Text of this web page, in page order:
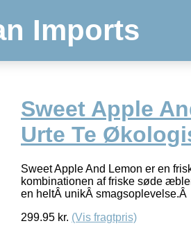
Imports
Sweet Apple
Urte Te
Sweet Apple And Lemon er en
kombinationen af friske søde
en heltÂ unikÂ smagsoplevelse.Â
299.95 kr. (Vis fragtpris)